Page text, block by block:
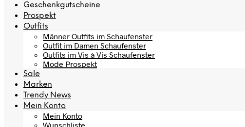
Geschenkgutscheine
Prospekt
Outfits
Männer Outfits im Schaufenster
Outfit im Damen Schaufenster
Outfits im Vis à Vis Schaufenster
Mode Prospekt
Sale
Marken
Trendy News
Mein Konto
Mein Konto
Wunschliste